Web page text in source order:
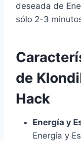
deseada de
sólo 2-3
de
Hack
Energía y
Energía y